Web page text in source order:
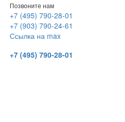
Позвоните нам
+7 (495) 790-28-01
+7 (903) 790-24-61
Ссылка на max
+7 (495) 790-28-01